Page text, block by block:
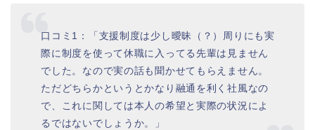
口コミ1：「支援制度は少し曖昧（？）周りにも実
際に制度を使って休職に入ってる先輩は見ません
でした。なので実の話も聞かせてもらえません。
ただどちらかというとかなり融通を利く社風なの
で、これに関しては本人の希望と実際の状況によ
るではないでしょうか。」